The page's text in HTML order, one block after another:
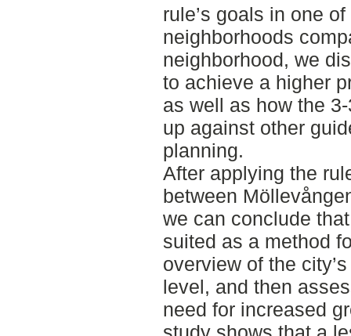
rule’s goals in one
neighborhoods
neighborhood, we
to achieve a higher
as well as how the
up against other
planning.
After applying the
between
we can conclude
suited as a method
overview of the
level, and then
need for increased